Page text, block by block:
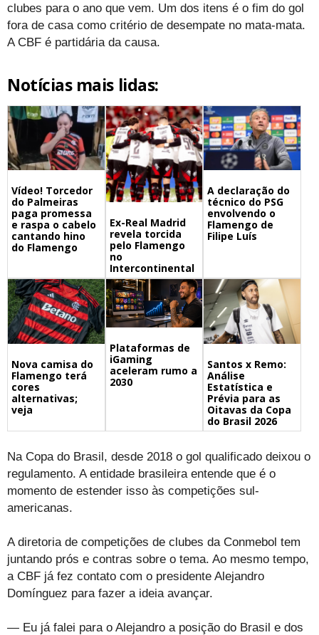
clubes para o ano que vem. Um dos itens é o fim do gol
fora de casa como critério de desempate no mata-mata.
A CBF é partidária da causa.
Notícias mais lidas:
Vídeo! Torcedor
do Palmeiras
paga promessa
e raspa o cabelo
cantando hino
do Flamengo
Ex-Real Madrid
revela torcida
pelo Flamengo
no
Intercontinental
A declaração do
técnico do PSG
envolvendo o
Flamengo de
Filipe Luís
Nova camisa do
Flamengo terá
cores
alternativas;
veja
Plataformas de
iGaming
aceleram rumo a
2030
Santos x Remo:
Análise
Estatística e
Prévia para as
Oitavas da Copa
do Brasil 2026
Na Copa do Brasil, desde 2018 o gol qualificado deixou o
regulamento. A entidade brasileira entende que é o
momento de estender isso às competições sul-
americanas.
A diretoria de competições de clubes da Conmebol tem
juntando prós e contras sobre o tema. Ao mesmo tempo,
a CBF já fez contato com o presidente Alejandro
Domínguez para fazer a ideia avançar.
— Eu já falei para o Alejandro a posição do Brasil e dos